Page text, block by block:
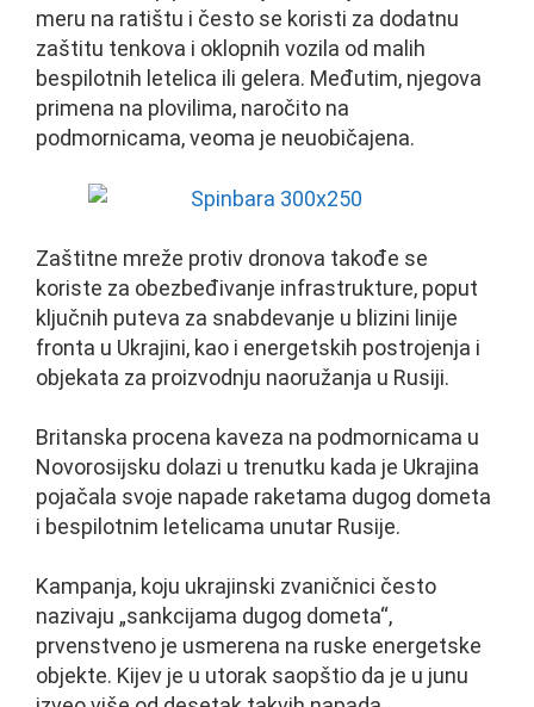
meru na ratištu i često se koristi za dodatnu
zaštitu tenkova i oklopnih vozila od malih
bespilotnih letelica ili gelera. Međutim, njegova
primena na plovilima, naročito na
podmornicama, veoma je neuobičajena.
Zaštitne mreže protiv dronova takođe se
koriste za obezbeđivanje infrastrukture, poput
ključnih puteva za snabdevanje u blizini linije
fronta u Ukrajini, kao i energetskih postrojenja i
objekata za proizvodnju naoružanja u Rusiji.
Britanska procena kaveza na podmornicama u
Novorosijsku dolazi u trenutku kada je Ukrajina
pojačala svoje napade raketama dugog dometa
i bespilotnim letelicama unutar Rusije.
Kampanja, koju ukrajinski zvaničnici često
nazivaju „sankcijama dugog dometa“,
prvenstveno je usmerena na ruske energetske
objekte. Kijev je u utorak saopštio da je u junu